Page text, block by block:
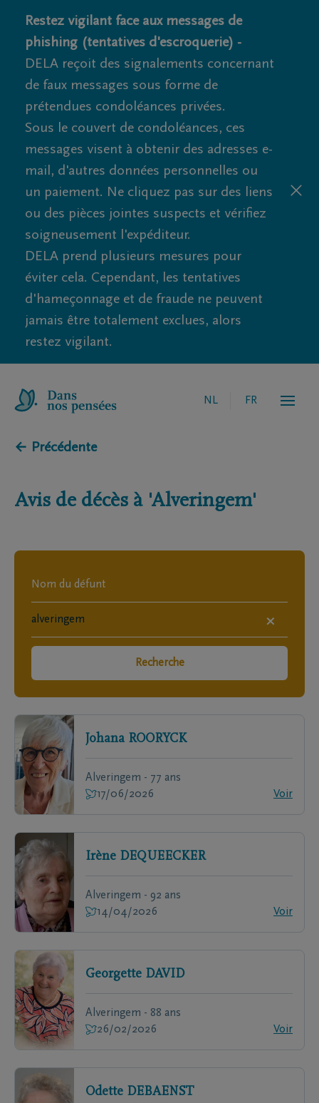
Restez vigilant face aux messages de
phishing (tentatives d'escroquerie) -
DELA reçoit des signalements concernant
de faux messages sous forme de
prétendues condoléances privées.
Sous le couvert de condoléances, ces
messages visent à obtenir des adresses e-
mail, d'autres données personnelles ou
un paiement. Ne cliquez pas sur des liens
ou des pièces jointes suspects et vérifiez
soigneusement l'expéditeur.
DELA prend plusieurs mesures pour
éviter cela. Cependant, les tentatives
d'hameçonnage et de fraude ne peuvent
jamais être totalement exclues, alors
restez vigilant.
NL FR
← Précédente
Avis de décès à 'Alveringem'
×
Recherche
Johana ROORYCK
Alveringem - 77 ans
17/06/2026
Voir
Irène DEQUEECKER
Alveringem - 92 ans
14/04/2026
Voir
Georgette DAVID
Alveringem - 88 ans
26/02/2026
Voir
Odette DEBAENST